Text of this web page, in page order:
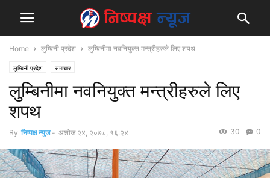
Home लुम्बिनी प्रदेश लुम्बिनीमा नवनियुक्त मन्त्रीहरुले लिए शपथ
लुम्बिनी प्रदेश समाचार
लुम्बिनीमा नवनियुक्त मन्त्रीहरुले लिए
शपथ
By निष्पक्ष न्युज - अशोज २४, २०७८, १६:२४ 0
30